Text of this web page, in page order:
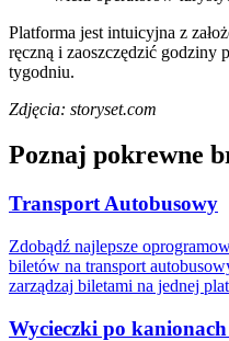
Platforma jest intuicyjna z
ręczną i zaoszczędzić godziny
tygodniu.
Zdjęcia: storyset.com
Poznaj pokrewne
Transport Autobusowy
Zdobądź najlepsze
biletów na transport
zarządzaj biletami na jednej
Wycieczki po